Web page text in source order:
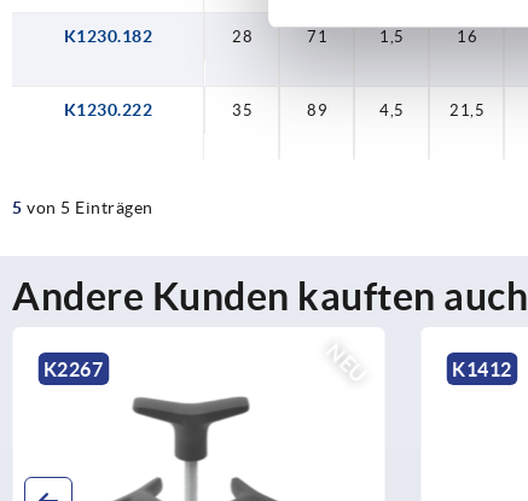
K1230.182 28 71 1,5 16
K1230.222 35 89 4,5 21,5
5 von 5 Einträgen
Andere Kunden kauften auch
K1412 K1540